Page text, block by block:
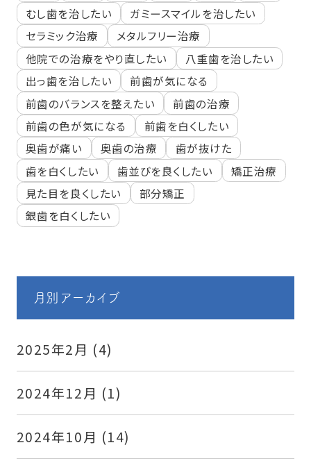
むし歯を治したい
ガミースマイルを治したい
セラミック治療
メタルフリー治療
他院での治療をやり直したい
八重歯を治したい
出っ歯を治したい
前歯が気になる
前歯のバランスを整えたい
前歯の治療
前歯の色が気になる
前歯を白くしたい
奥歯が痛い
奥歯の治療
歯が抜けた
歯を白くしたい
歯並びを良くしたい
矯正治療
見た目を良くしたい
部分矯正
銀歯を白くしたい
月別アーカイブ
2025年2月 (4)
2024年12月 (1)
2024年10月 (14)